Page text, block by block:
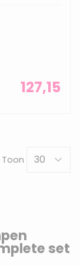
127,15
Toon
set